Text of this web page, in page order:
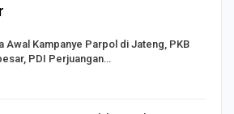
Awal Kampanye Parpol di Jateng, PKB
PDI Perjuangan…